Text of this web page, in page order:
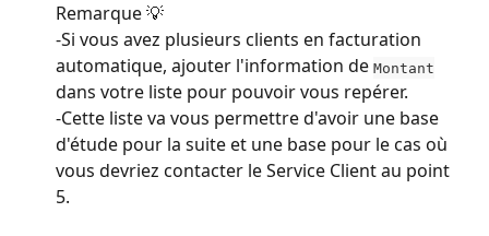
Remarque 💡
-Si vous avez plusieurs clients en facturation
automatique, ajouter l'information de Montant
dans votre liste pour pouvoir vous repérer.
-Cette liste va vous permettre d'avoir une base
d'étude pour la suite et une base pour le cas où
vous devriez contacter le Service Client au point
5.